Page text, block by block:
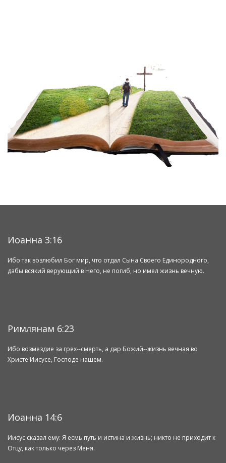
Иоанна 3:16
Ибо так возлюбил Бог мир, что отдал Сына Своего Единородного,
дабы всякий верующий в Него, не погиб, но имел жизнь вечную.
Римлянам 6:23
Ибо возмездие за грех--смерть, а дар Божий--жизнь вечная во
Христе Иисусе, Господе нашем.
Иоанна 14:6
Иисус сказал ему: Я есмь путь и истина и жизнь; никто не приходит к
Отцу, как только через Меня.